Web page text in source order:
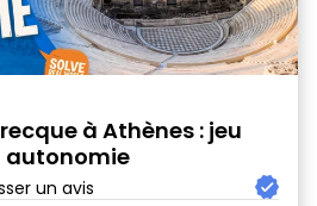
à Athènes : jeu
autonomie
un avis